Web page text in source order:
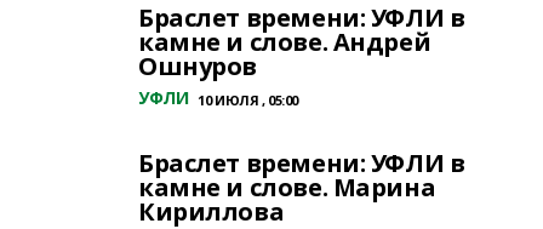
Браслет времени: УФЛИ в
камне и слове. Андрей
Ошнуров
УФЛИ 10 ИЮЛЯ , 05:00
Браслет времени: УФЛИ в
камне и слове. Марина
Кириллова